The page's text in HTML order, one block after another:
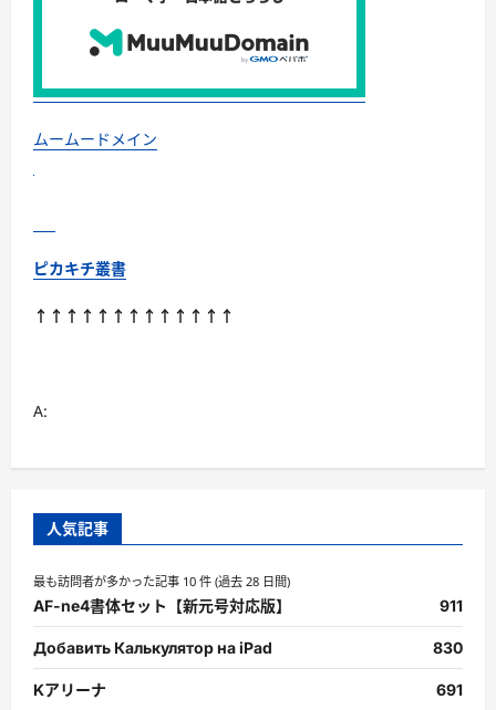
ムームードメイン
ピカキチ叢書
↑↑↑↑↑↑↑↑↑↑↑↑↑
A:
人気記事
最も訪問者が多かった記事 10 件 (過去 28 日間)
AF-ne4書体セット【新元号対応版】 911
Добавить Калькулятор на iPad 830
Kアリーナ 691